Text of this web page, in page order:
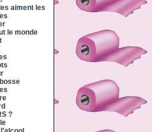
aiment les
le monde
?